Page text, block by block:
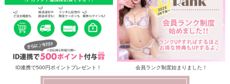
ID連携で500円ポイントプレゼント！ 会員ランク制度始まりました！